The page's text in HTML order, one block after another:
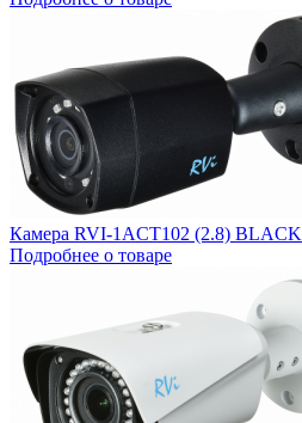
Камера RVI-1ACT102 (2.8) BLACK
Подробнее о товаре